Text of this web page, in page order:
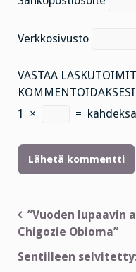
Verkkosivusto
VASTAA
1
× =
Artikkelien
selaus
”Vuoden lupaavin
Chigozie Obioma”
Sentilleen